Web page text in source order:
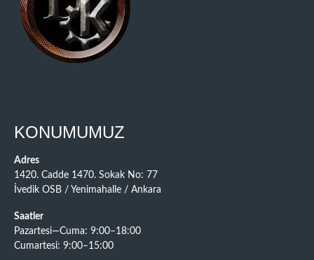
KONUMUMUZ
Adres
1420. Cadde 1470. Sokak No: 77
İvedik OSB / Yenimahalle / Ankara
Saatler
Pazartesi—Cuma: 9:00–18:00
Cumartesi: 9:00–15:00